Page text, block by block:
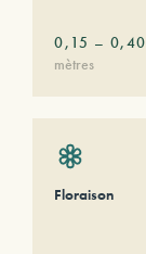
0,15 – 0,40
mètres
Floraison